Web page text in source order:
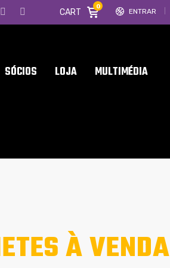
ENTRAR
CART
0
SÓCIOS LOJA MULTIMÉDIA
À VENDA